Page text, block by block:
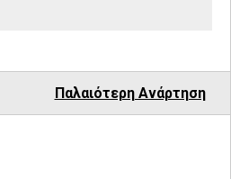
Παλαιότερη Ανάρτηση